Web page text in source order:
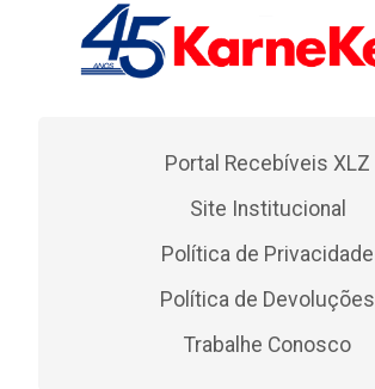
Portal Recebíveis XLZ
Site Institucional
Política de Privacidade
Política de Devoluções
Trabalhe Conosco